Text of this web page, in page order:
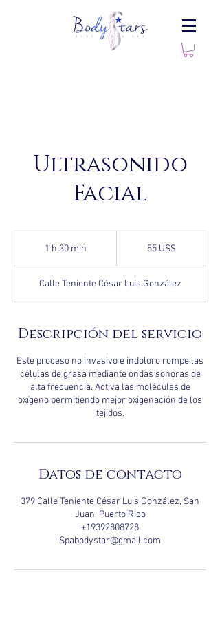
Ultrasonido
Facial
1 h 30 min
0
i
n
estadounidenses
55 US$
Calle Teniente César Luis González
Descripción del servicio
Este proceso no invasivo e indoloro rompe las
células de grasa mediante ondas sonoras de
alta frecuencia. Activa las moléculas de
oxígeno permitiendo mejor oxigenación de los
Datos de contacto
379 Calle Teniente César Luis González, San
Juan, Puerto Rico
+19392808728
Spabodystar@gmail.com